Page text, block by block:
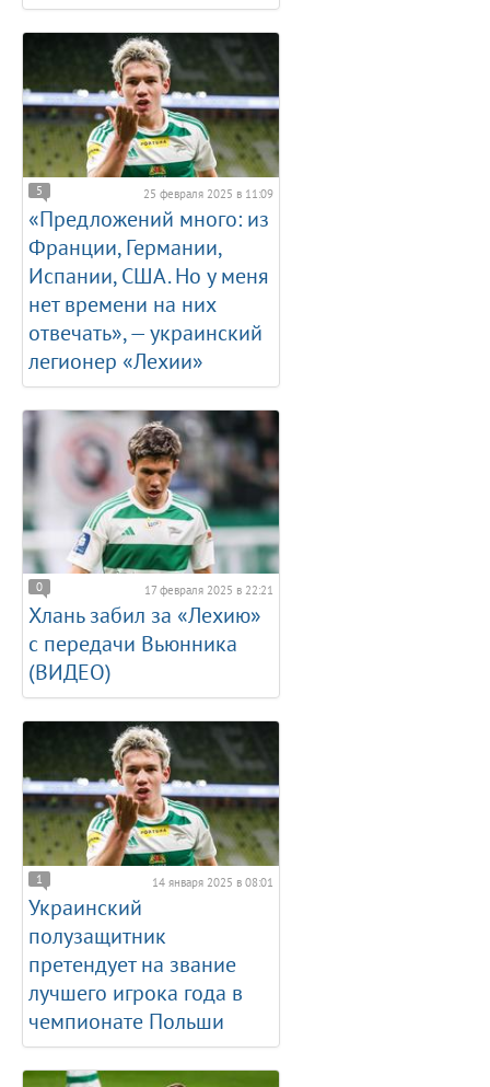
5 25 февраля 2025 в 11:09
«Предложений много: из
Франции, Германии,
Испании, США. Но у меня
нет времени на них
отвечать», — украинский
легионер «Лехии»
0 17 февраля 2025 в 22:21
Хлань забил за «Лехию»
с передачи Вьюнника
(ВИДЕО)
1 14 января 2025 в 08:01
Украинский
полузащитник
претендует на звание
лучшего игрока года в
чемпионате Польши